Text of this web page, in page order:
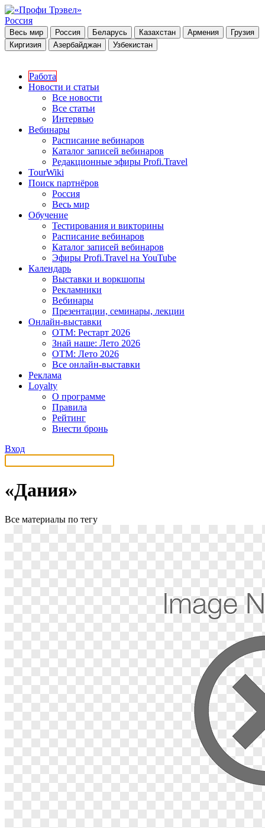
Россия
Весь мир Россия Беларусь Казахстан Армения
Грузия
Киргизия
Азербайджан Узбекистан
Работа
Новости и статьи
Все новости
Все статьи
Интервью
Вебинары
Расписание вебинаров
Каталог записей вебинаров
Редакционные эфиры Profi.Travel
TourWiki
Поиск партнёров
Россия
Весь мир
Обучение
Тестирования и викторины
Расписание вебинаров
Каталог записей вебинаров
Эфиры Profi.Travel на YouTube
Календарь
Выставки и воркшопы
Рекламники
Вебинары
Презентации, семинары, лекции
Онлайн-выставки
OTM: Рестарт 2026
Знай наше: Лето 2026
OTM: Лето 2026
Все онлайн-выставки
Реклама
Loyalty
О программе
Правила
Рейтинг
Внести бронь
Вход
«Дания»
Все материалы по тегу